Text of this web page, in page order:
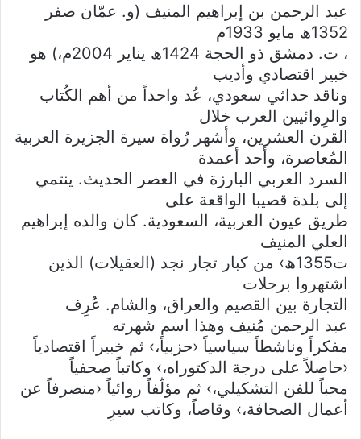
عبد الرحمن بن إبراهيم المنيف (و. عمّان صفر
1352ھ مايو 1933م
، ت. دمشق ذو الحجة 1424ھ يناير 2004م،) هو
خبير اقتصادي وأديب
وناقد حداثي سعودي، عُد واحداً من أهم الكُتاب
والرِوائيين العرب خلال
القرن العشرين، وأشهر رُواة سيرة الجزيرة العربية
المُعاصرة، وأحد أعمدة
السرد العربي البارزة في العصر الحديث. ينتمي
إلى بلدة قصيبا الواقعة على
طريق عيون العربية، السعودية. كان والده إبراهيم
العلي المنيف
ت1355ھ› من كبار تجار نجد (العقيلات) الذين
اشتهروا برحلات
التجارة بين القصيم والعراق، والشام. عُرِف
عبد الرحمن مُنيف وهذا اسم شهرته
مفكراً وناشطاً سياسياً ‹حزبياً،› ثم خبيراً اقتصادياً
‹حاصلاً على درجة الدكتوراه،› وكاتباً صحفياً
محباً للفن التشكيلي،› ثم مؤلّفاً روائياً ‹منصرفاً عن
أعمال الصحافة،› وقاصاً، وكاتب سيرِ